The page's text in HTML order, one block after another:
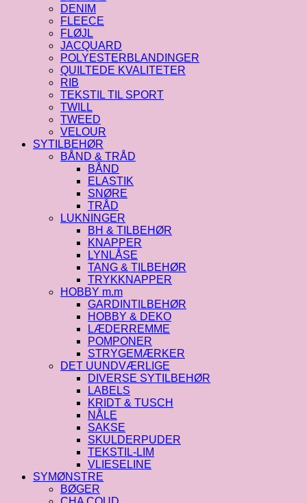
DENIM
FLEECE
FLØJL
JACQUARD
POLYESTERBLANDINGER
QUILTEDE KVALITETER
RIB
TEKSTIL TIL SPORT
TWILL
TWEED
VELOUR
SYTILBEHØR
BÅND & TRÅD
BÅND
ELASTIK
SNØRE
TRÅD
LUKNINGER
BH & TILBEHØR
KNAPPER
LYNLÅSE
TANG & TILBEHØR
TRYKKNAPPER
HOBBY m.m
GARDINTILBEHØR
HOBBY & DEKO
LÆDERREMME
POMPONER
STRYGEMÆRKER
DET UUNDVÆRLIGE
DIVERSE SYTILBEHØR
LABELS
KRIDT & TUSCH
NÅLE
SAKSE
SKULDERPUDER
TEKSTIL-LIM
VLIESELINE
SYMØNSTRE
BØGER